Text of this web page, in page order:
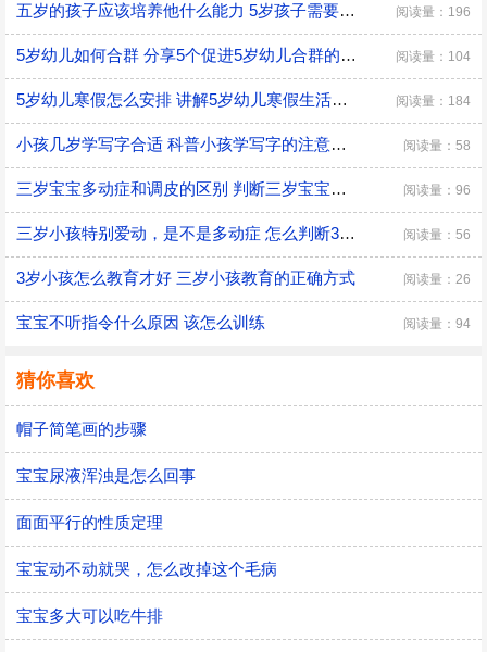
五岁的孩子应该培养他什么能力 5岁孩子需要培养的能力 阅读量：196
5岁幼儿如何合群 分享5个促进5岁幼儿合群的技巧 阅读量：104
5岁幼儿寒假怎么安排 讲解5岁幼儿寒假生活安排 阅读量：184
小孩几岁学写字合适 科普小孩学写字的注意事项 阅读量：58
三岁宝宝多动症和调皮的区别 判断三岁宝宝是多动症和调皮的方法 阅读量：96
三岁小孩特别爱动，是不是多动症 怎么判断3岁多动症？ 阅读量：56
3岁小孩怎么教育才好 三岁小孩教育的正确方式 阅读量：26
宝宝不听指令什么原因 该怎么训练 阅读量：94
猜你喜欢
帽子简笔画的步骤
宝宝尿液浑浊是怎么回事
面面平行的性质定理
宝宝动不动就哭，怎么改掉这个毛病
宝宝多大可以吃牛排